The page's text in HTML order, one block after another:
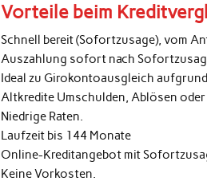
Vorteile beim
Schnell bereit (Sofortzusage), vom
Auszahlung sofort nach
Ideal zu Girokontoausgleich
Altkredite Umschulden, Ablösen
Niedrige Raten.
Laufzeit bis 144 Monate
Online-Kreditangebot mit
Keine Vorkosten.